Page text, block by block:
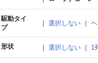
駆動タイ
プ
｜ 選択しない｜
形状 ｜ 選択しない｜ 1